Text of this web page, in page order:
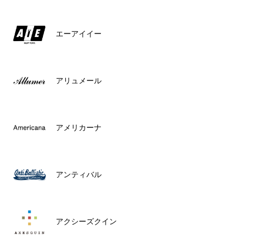
エーアイイー
アリュメール
アメリカーナ
アンティバル
アクシーズクイン